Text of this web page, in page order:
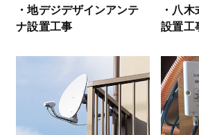
・地デジデザインアンテ
ナ設置工事
・八
設置工